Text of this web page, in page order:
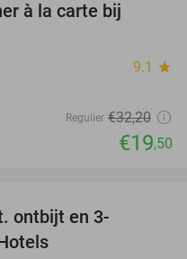
à la carte bij
9.1 star
Regulier €32,20
€19,50
ontbijt en 3-